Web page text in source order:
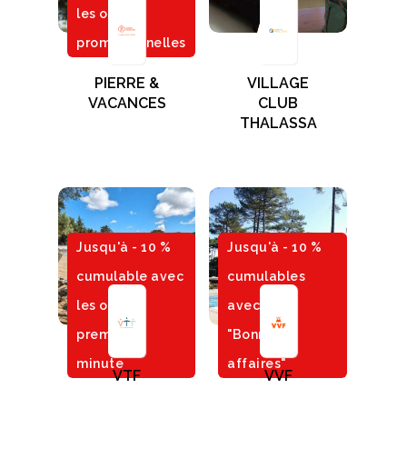
les offres
promotionnelles
PIERRE &
VACANCES
VILLAGE
CLUB
THALASSA
Jusqu'à - 10 %
cumulable avec
les offres
première
minute
VTF
Jusqu'à - 10 %
cumulables
avec les
"Bonnes
affaires"
VVF